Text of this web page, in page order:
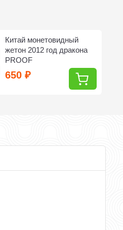
Китай монетовидный
жетон 2012 год дракона
PROOF
650₽